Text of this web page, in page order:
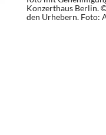
Konzerthaus Berlin.
den Urhebern. Foto: